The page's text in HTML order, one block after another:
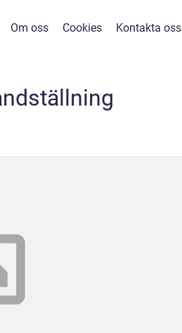
Om oss Cookies Kontakta oss